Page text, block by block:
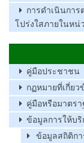
การดำเนินกา
โปร่งใสภายในหน่
คู่มือประชาชน
กฏหมายที่เกี่ยว
คู่มือหรือมาตร
ข้อมูลการให้บริ
ข้อมูลสถิติกา